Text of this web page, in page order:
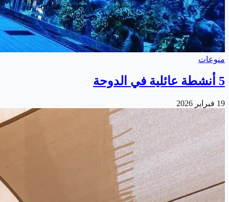
منوعات
5 أنشطة عائلية في الدوحة
19 فبراير 2026